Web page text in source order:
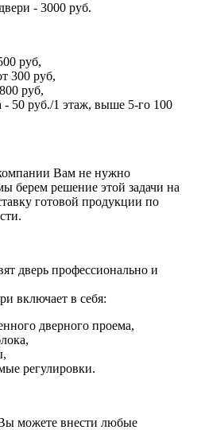
- 3000 руб.
руб,
300 руб,
руб,
- 50 руб./1 этаж, выше 5-го 100
Вам не нужно
берем решение этой задачи на
готовой продукции по
дверь профессионально и
включает в себя:
дверного проема,
регулировки.
можете внести любые